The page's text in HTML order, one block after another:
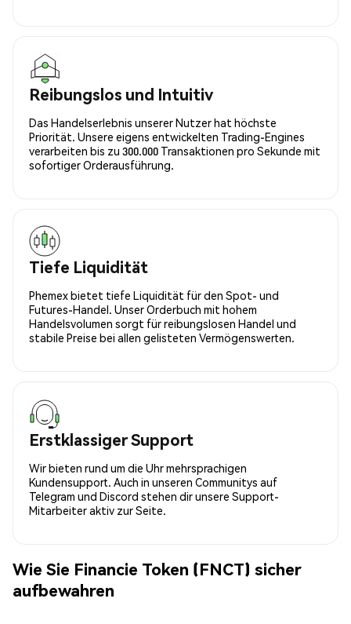
Reibungslos und Intuitiv
Das Handelserlebnis unserer Nutzer hat höchste
Priorität. Unsere eigens entwickelten Trading-Engines
verarbeiten bis zu 300.000 Transaktionen pro Sekunde mit
sofortiger Orderausführung.
Tiefe Liquidität
Phemex bietet tiefe Liquidität für den Spot- und
Futures-Handel. Unser Orderbuch mit hohem
Handelsvolumen sorgt für reibungslosen Handel und
stabile Preise bei allen gelisteten Vermögenswerten.
Erstklassiger Support
Wir bieten rund um die Uhr mehrsprachigen
Kundensupport. Auch in unseren Communitys auf
Telegram und Discord stehen dir unsere Support-
Mitarbeiter aktiv zur Seite.
Wie Sie Financie Token (FNCT) sicher
aufbewahren